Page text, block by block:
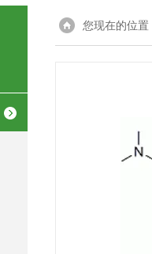
您现在的位置